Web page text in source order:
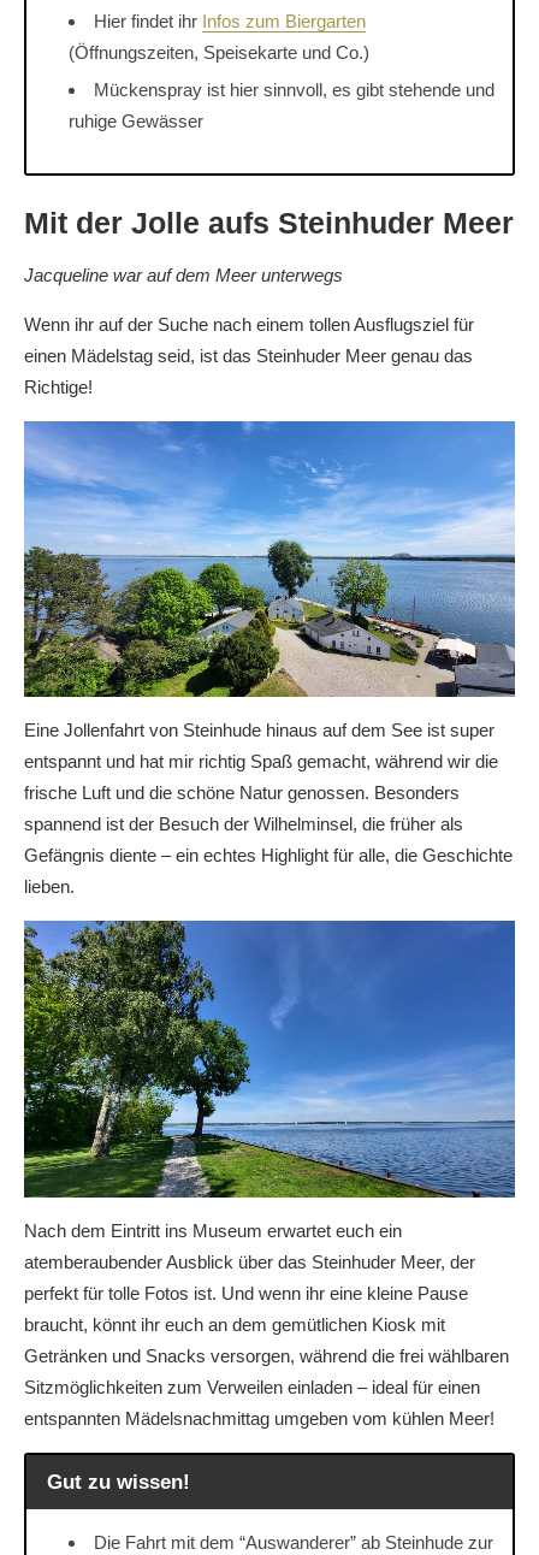
Hier findet ihr Infos zum Biergarten
(Öffnungszeiten, Speisekarte und Co.)
Mückenspray ist hier sinnvoll, es gibt stehende und
ruhige Gewässer
Mit der Jolle aufs Steinhuder Meer
Jacqueline war auf dem Meer unterwegs
Wenn ihr auf der Suche nach einem tollen Ausflugsziel für
einen Mädelstag seid, ist das Steinhuder Meer genau das
Richtige!
Eine Jollenfahrt von Steinhude hinaus auf dem See ist super
entspannt und hat mir richtig Spaß gemacht, während wir die
frische Luft und die schöne Natur genossen. Besonders
spannend ist der Besuch der Wilhelminsel, die früher als
Gefängnis diente – ein echtes Highlight für alle, die Geschichte
lieben.
Nach dem Eintritt ins Museum erwartet euch ein
atemberaubender Ausblick über das Steinhuder Meer, der
perfekt für tolle Fotos ist. Und wenn ihr eine kleine Pause
braucht, könnt ihr euch an dem gemütlichen Kiosk mit
Getränken und Snacks versorgen, während die frei wählbaren
Sitzmöglichkeiten zum Verweilen einladen – ideal für einen
entspannten Mädelsnachmittag umgeben vom kühlen Meer!
Gut zu wissen!
Die Fahrt mit dem “Auswanderer” ab Steinhude zur